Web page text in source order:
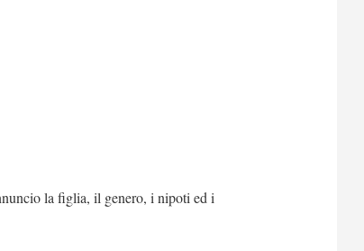
la figlia, il genero, i nipoti ed i